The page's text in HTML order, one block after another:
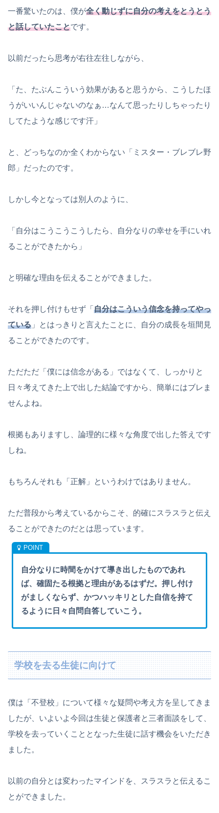
一番驚いたのは、僕が全く動じずに自分の考えをとうとう
と話していたことです。
以前だったら思考が右往左往しながら、
「た、たぶんこういう効果があると思うから、こうしたほ
うがいいんじゃないのなぁ…なんて思ったりしちゃったり
してたような感じです汗」
と、どっちなのか全くわからない「ミスター・ブレブレ野
郎」だったのです。
しかし今となっては別人のように、
「自分はこうこうこうしたら、自分なりの幸せを手にいれ
ることができたから」
と明確な理由を伝えることができました。
それを押し付けもせず「 自分はこういう信念を持ってやっ
ている 」とはっきりと言えたことに、自分の成長を垣間見
ることができたのです。
ただただ「僕には信念がある」ではなくて、しっかりと
日々考えてきた上で出した結論ですから、簡単にはブレま
せんよね。
根拠もありますし、論理的に様々な角度で出した答えです
しね。
もちろんそれも「正解」というわけではありません。
ただ普段から考えているからこそ、的確にスラスラと伝え
ることができたのだとは思っています。
自分なりに時間をかけて導き出したものであれ
ば、確固たる根拠と理由があるはずだ。押し付け
がましくならず、かつハッキリとした自信を持て
るように日々自問自答していこう。
学校を去る生徒に向けて
僕は「不登校」について様々な疑問や考え方を呈してきま
したが、いよいよ今回は生徒と保護者と三者面談をして、
学校を去っていくこととなった生徒に話す機会をいただき
ました。
以前の自分とは変わったマインドを、スラスラと伝えるこ
とができました。